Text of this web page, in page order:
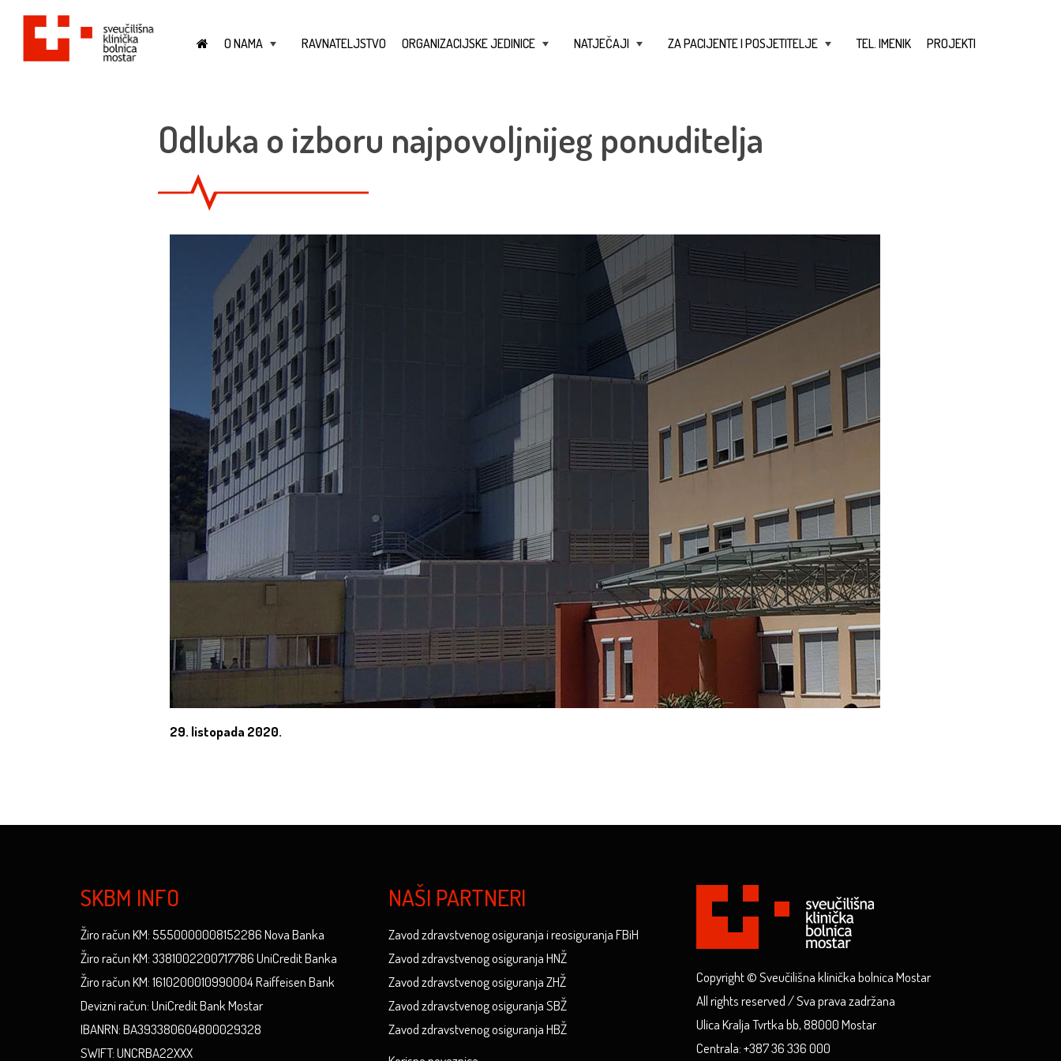
O NAMA RAVNATELJSTVO ORGANIZACIJSKE JEDINICE NATJEČAJI ZA PACIJENTE I POSJETITELJE TEL. IMENIK PROJEKTI
Odluka o izboru najpovoljnijeg ponuditelja
29. listopada 2020.
SKBM INFO
Žiro račun KM: 5550000008152286 Nova Banka
Žiro račun KM: 3381002200717786 UniCredit Banka
Žiro račun KM: 1610200010990004 Raiffeisen Bank
Devizni račun: UniCredit Bank Mostar
IBANRN: BA393380604800029328
SWIFT: UNCRBA22XXX
NAŠI PARTNERI
Zavod zdravstvenog osiguranja i reosiguranja FBiH
Zavod zdravstvenog osiguranja HNŽ
Zavod zdravstvenog osiguranja ZHŽ
Zavod zdravstvenog osiguranja SBŽ
Zavod zdravstvenog osiguranja HBŽ
Copyright © Sveučilišna klinička bolnica Mostar
All rights reserved / Sva prava zadržana
Ulica Kralja Tvrtka bb, 88000 Mostar
Centrala: +387 36 336 000